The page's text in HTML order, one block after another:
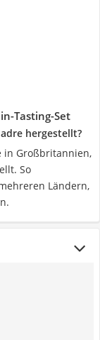
Tasting-Set
hergestellt?
in Großbritannien,
So
Ländern,